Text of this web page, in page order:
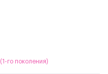
го поколения)